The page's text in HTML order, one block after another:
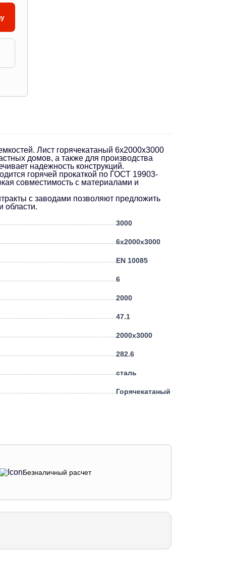
Лист горячекатаный 6х2000х3000
домов, а также для производства
надежность конструкций.
горячей прокаткой по ГОСТ 19903-
совместимость с материалами и
с заводами позволяют предложить
области.
3000
6х2000х3000
EN 10085
6
2000
47.1
2000х3000
282.6
сталь
Горячекатаный
Безналичный расчет